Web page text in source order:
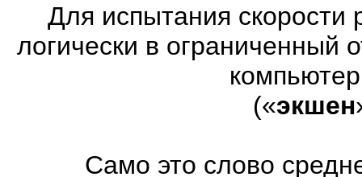
Для испытания скорости
логически в ограниченный
(«экшен
Само это слово